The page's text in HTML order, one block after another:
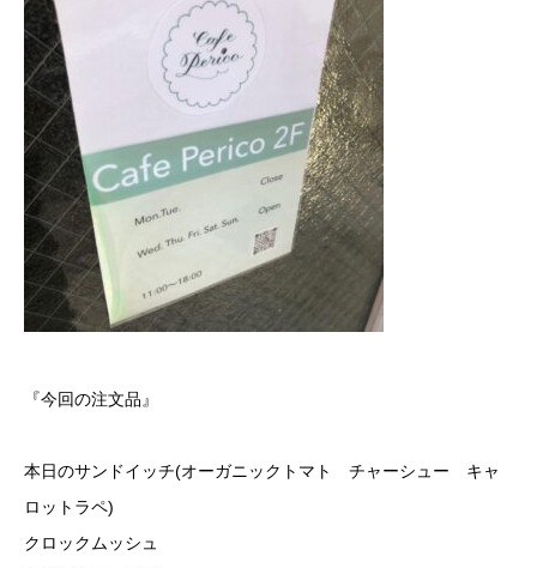
『今回の注文品』
本日のサンドイッチ(オーガニックトマト チャーシュー キャ
ロットラペ)
クロックムッシュ